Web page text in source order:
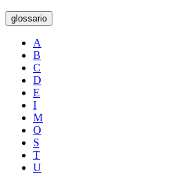
glossario
A
B
C
D
E
I
M
O
S
T
U